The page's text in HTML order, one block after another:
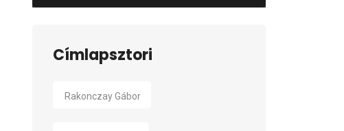
Címlapsztori
Rakonczay Gábor